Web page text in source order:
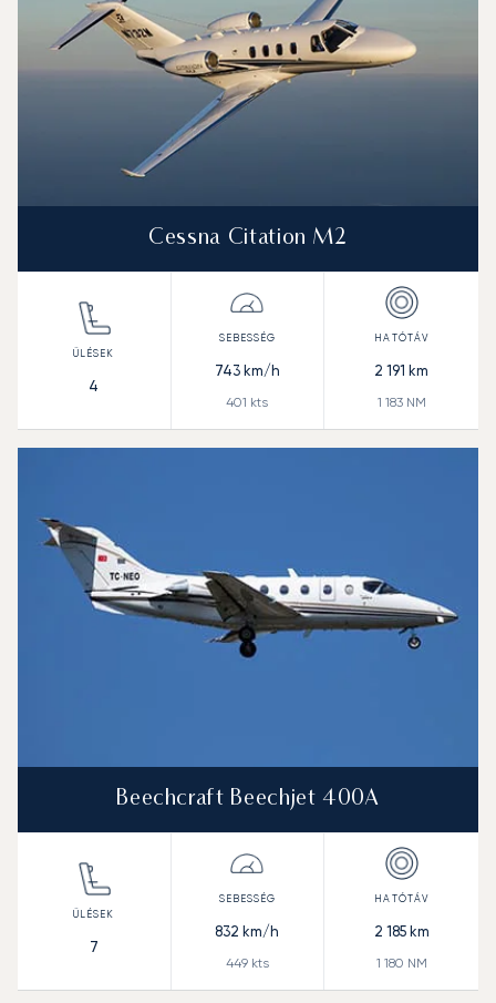
Cessna Citation M2
4
743km/h
401 kts
2 191 km
1 183NM
Beechcraft Beechjet 400A
7
832 km/h
449kts
2 185km
1 180 NM